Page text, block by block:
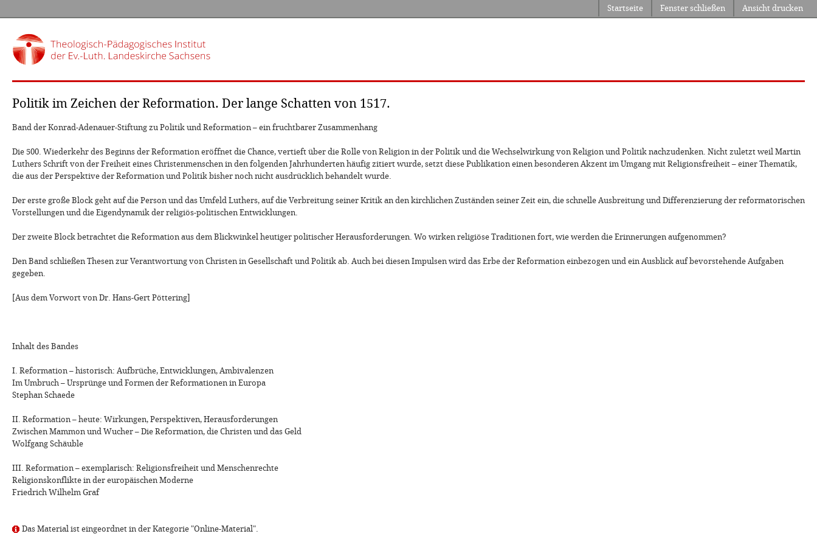
Ansicht drucken
Fenster schließen
Startseite
Politik im Zeichen der Reformation. Der lange Schatten von 1517.
Band der Konrad-Adenauer-Stiftung zu Politik und Reformation – ein fruchtbarer Zusammenhang
Die 500. Wiederkehr des Beginns der Reformation eröffnet die Chance, vertieft über die Rolle von Religion in der Politik und die Wechselwirkung von Religion und Politik nachzudenken. Nicht zuletzt weil Martin
Luthers Schrift von der Freiheit eines Christenmenschen in den folgenden Jahrhunderten häufig zitiert wurde, setzt diese Publikation einen besonderen Akzent im Umgang mit Religionsfreiheit – einer Thematik,
die aus der Perspektive der Reformation und Politik bisher noch nicht ausdrücklich behandelt wurde.
Der erste große Block geht auf die Person und das Umfeld Luthers, auf die Verbreitung seiner Kritik an den kirchlichen Zuständen seiner Zeit ein, die schnelle Ausbreitung und Differenzierung der reformatorischen
Vorstellungen und die Eigendynamik der religiös-politischen Entwicklungen.
Der zweite Block betrachtet die Reformation aus dem Blickwinkel heutiger politischer Herausforderungen. Wo wirken religiöse Traditionen fort, wie werden die Erinnerungen aufgenommen?
Den Band schließen Thesen zur Verantwortung von Christen in Gesellschaft und Politik ab. Auch bei diesen Impulsen wird das Erbe der Reformation einbezogen und ein Ausblick auf bevorstehende Aufgaben
gegeben.
[Aus dem Vorwort von Dr. Hans-Gert Pöttering]
Inhalt des Bandes
I. Reformation – historisch: Aufbrüche, Entwicklungen, Ambivalenzen
Im Umbruch – Ursprünge und Formen der Reformationen in Europa
Stephan Schaede
II. Reformation – heute: Wirkungen, Perspektiven, Herausforderungen
Zwischen Mammon und Wucher – Die Reformation, die Christen und das Geld
Wolfgang Schäuble
III. Reformation – exemplarisch: Religionsfreiheit und Menschenrechte
Religionskonflikte in der europäischen Moderne
Friedrich Wilhelm Graf
Das Material ist eingeordnet in der Kategorie "Online-Material".